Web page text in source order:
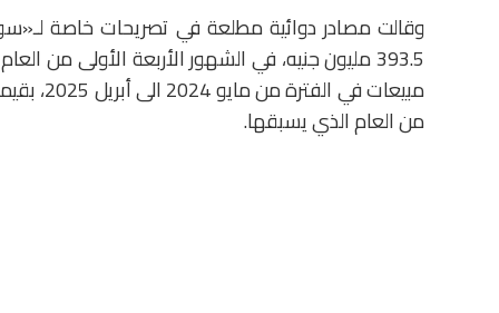
وقالت مصادر دوائية مطلعة في تصريحات خاصة
من العام الذي يسبقها.